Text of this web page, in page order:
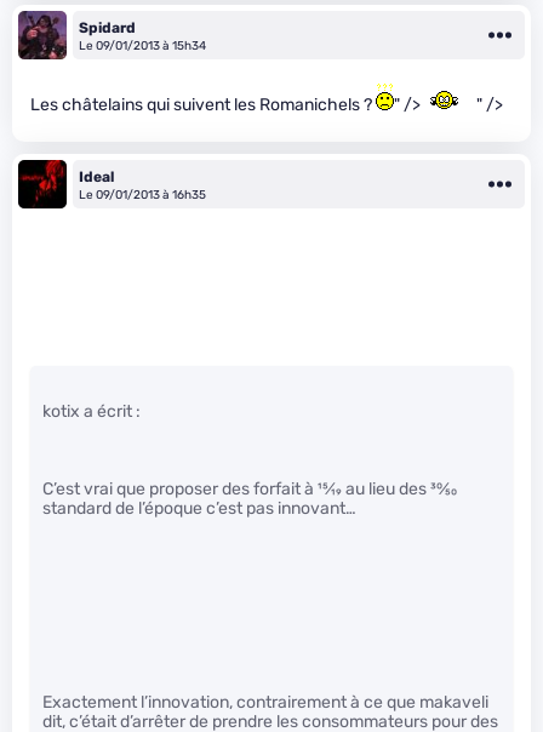
Spidard
Le 09/01/2013 à 15h34
Les châtelains qui suivent les Romanichels ? " /> " />
Ideal
Le 09/01/2013 à 16h35
kotix a écrit :
C’est vrai que proposer des forfait à 15⁄19au lieu des30⁄50
standard de l’époque c’est pas innovant…
Exactement l’innovation, contrairement à ce que makaveli
dit, c’était d’arrêter de prendre les consommateurs pour des